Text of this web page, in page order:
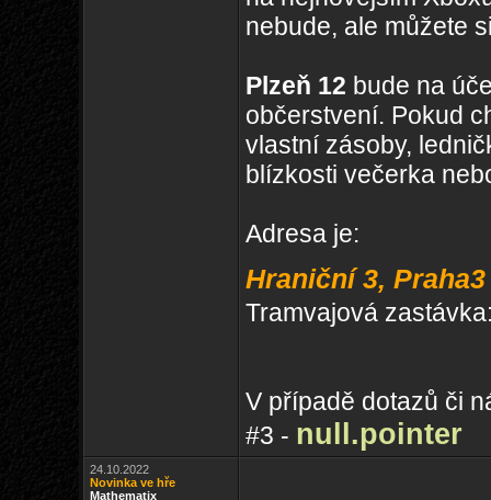
nebude, ale můžete
Plzeň 12 bude na
občerstvení. Pokud
vlastní zásoby,
blízkosti večerka
Adresa je:
Hraniční 3,
Tramvajová
V případě dotazů či
#3 - null.pointer
24.10.2022
Novinka ve hře
Mathematix